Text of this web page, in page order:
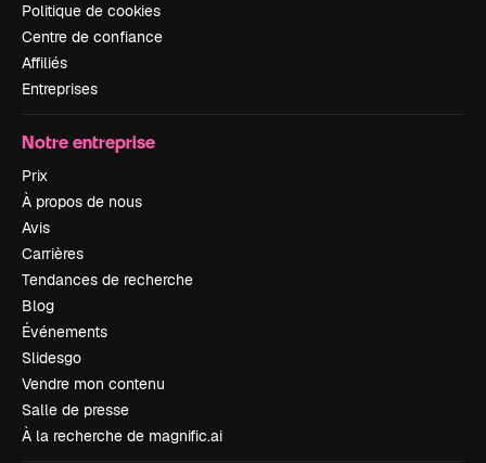
Politique de cookies
Centre de confiance
Affiliés
Entreprises
Notre entreprise
Prix
À propos de nous
Avis
Carrières
Tendances de recherche
Blog
Événements
Slidesgo
Vendre mon contenu
Salle de presse
À la recherche de magnific.ai